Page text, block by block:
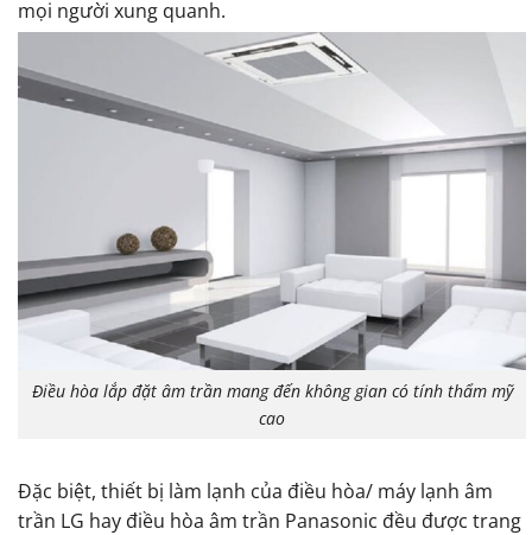
mọi người xung quanh.
Điều hòa lắp đặt âm trần mang đến không gian có tính thẩm mỹ
cao
Đặc biệt, thiết bị làm lạnh của điều hòa/ máy lạnh âm
trần LG hay điều hòa âm trần Panasonic đều được trang